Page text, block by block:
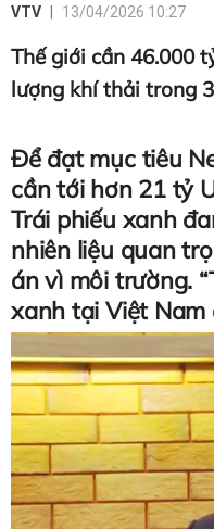
VTV 13/04/2026 10:27
Thế giới cần 46.000
lượng khí thải trong
Để đạt mục tiêu
cần tới hơn 21 tỷ
Trái phiếu xanh
nhiên liệu quan
án vì môi trường.
xanh tại Việt Nam